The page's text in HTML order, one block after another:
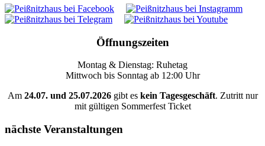
Öffnungszeiten
Montag & Dienstag: Ruhetag
Mittwoch bis Sonntag ab 12:00 Uhr
Am 24.07. und 25.07.2026gibt eskein Tagesgeschäft. Zutritt nur
mit gültigen Sommerfest Ticket
nächste Veranstaltungen